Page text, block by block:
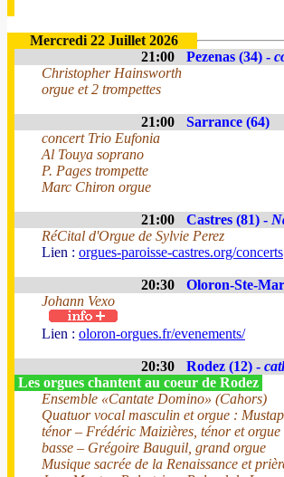
Mercredi 22 Juillet 2026
21:00
Pezenas (34) -
Christopher Hainsworth
orgue et 2 trompettes
21:00
Sarrance (64)
concert Trio Eufonia
Al Touya soprano
P. Pages trompette
Marc Chiron orgue
21:00 Castres (81) -
RéCital d'Orgue de Sylvie Perez
Lien : orgues-paroisse-castres.org/concerts
20:30 Oloron-Ste-
Johann Vexo
Lien : oloron-orgues.fr/evenements/
20:30 Rodez (12) -
Les orgues chantent au coeur de Rodez
Ensemble «Cantate Domino» (Cahors)
Quatuor vocal masculin et orgue :
ténor – Frédéric Maizières, ténor et
basse – Grégoire Bauguil, grand orgue
Musique sacrée de la Renaissance et